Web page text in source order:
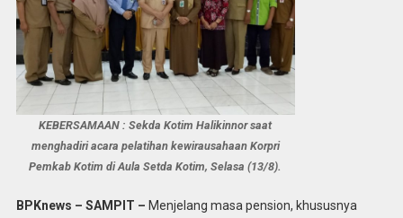
KEBERSAMAAN : Sekda Kotim Halikinnor saat
menghadiri acara pelatihan kewirausahaan Korpri
Pemkab Kotim di Aula Setda Kotim, Selasa (13/8).
BPKnews – SAMPIT – Menjelang masa pension, khususnya